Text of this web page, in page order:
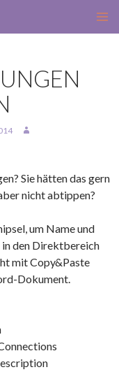
Sie hätten das gern
nicht abtippen?
um Name und
den Direktbereich
mit Copy&Paste
Dokument.